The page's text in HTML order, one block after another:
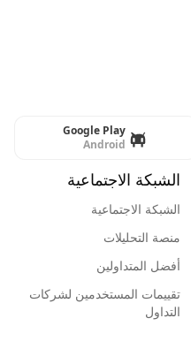
Google Play
Android
الشبكة الاجتماعية
الشبكة الاجتماعية
منصة التحليلات
أفضل المتداولين
تقييمات المستخدمين لشركات
التداول